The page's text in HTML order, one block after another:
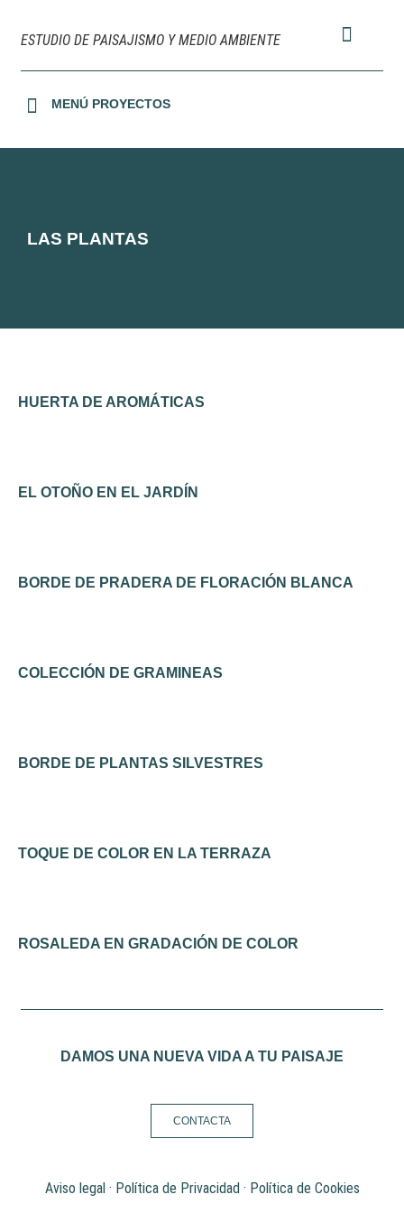
ESTUDIO DE PAISAJISMO Y MEDIO AMBIENTE
MENÚ PROYECTOS
LAS PLANTAS
HUERTA DE AROMÁTICAS
EL OTOÑO EN EL JARDÍN
BORDE DE PRADERA DE FLORACIÓN BLANCA
COLECCIÓN DE GRAMINEAS
BORDE DE PLANTAS SILVESTRES
TOQUE DE COLOR EN LA TERRAZA
ROSALEDA EN GRADACIÓN DE COLOR
DAMOS UNA NUEVA VIDA A TU PAISAJE
CONTACTA
Aviso legal· Política de Privacidad· Política de Cookies